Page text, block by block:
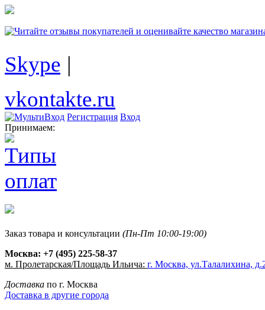
Skype |
vkontakte.ru
Регистрация Вход
Принимаем:
Заказ товара и консультации (Пн-Пт 10:00-19:00)
Москва: +7 (495) 225-58-37
м. Пролетарская/Площадь Ильича: г. Москва, ул.Талалихина,
Доставка по г. Москва
Доставка в другие города